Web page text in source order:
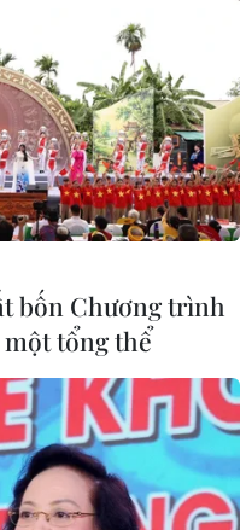
bốn Chương trình
tổng thể